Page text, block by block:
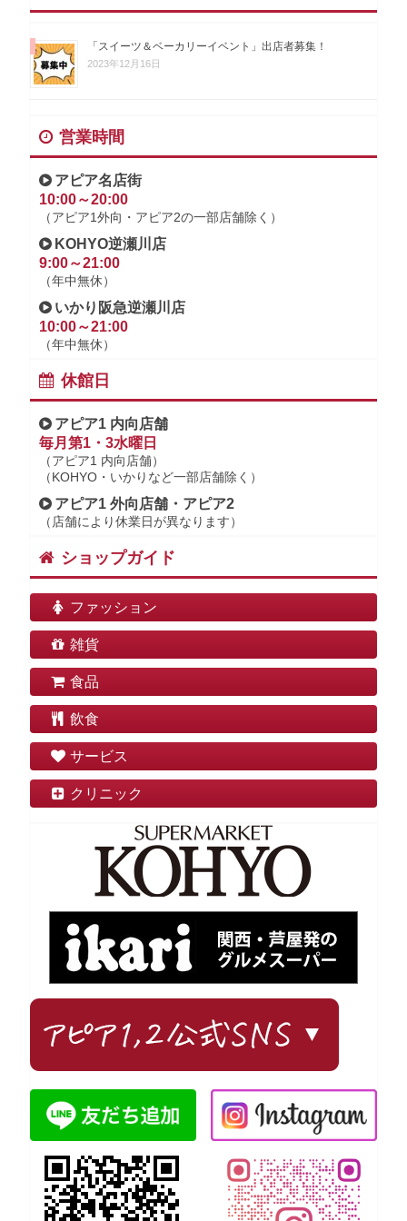
「スイーツ＆ベーカリーイベント」出店者募集！
2023年12月16日
営業時間
アピア名店街
10:00～20:00
（アピア1外向・アピア2の一部店舗除く）
KOHYO逆瀬川店
9:00～21:00
（年中無休）
いかり阪急逆瀬川店
10:00～21:00
（年中無休）
休館日
アピア1 内向店舗
毎月第1・3水曜日
（アピア1 内向店舗）
（KOHYO・いかりなど一部店舗除く）
アピア1 外向店舗・アピア2
（店舗により休業日が異なります）
ショップガイド
ファッション
雑貨
食品
飲食
サービス
クリニック